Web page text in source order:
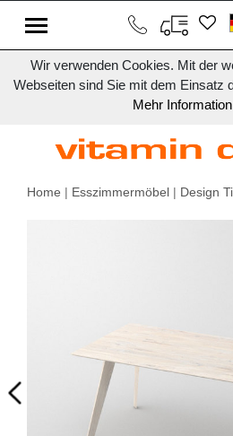
Wir verwenden Cookies. Mit der
Webseiten sind Sie mit dem Einsatz
Mehr Information
Home | Esszimmermöbel | Design